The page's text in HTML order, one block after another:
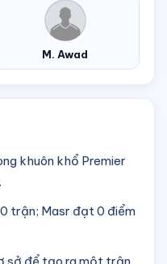
M. Awad
khuôn khổ Premier
trận; Masr đạt 0 điểm